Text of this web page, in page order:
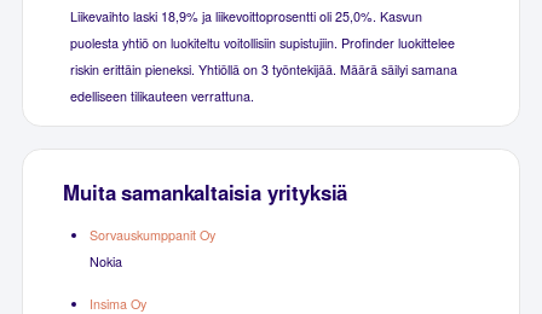
Liikevaihto laski 18,9% ja liikevoittoprosentti oli 25,0%. Kasvun
puolesta yhtiö on luokiteltu voitollisiin supistujiin. Profinder luokittelee
riskin erittäin pieneksi. Yhtiöllä on 3 työntekijää. Määrä säilyi samana
edelliseen tilikauteen verrattuna.
Muita samankaltaisia yrityksiä
Sorvauskumppanit Oy
Nokia
Insima Oy